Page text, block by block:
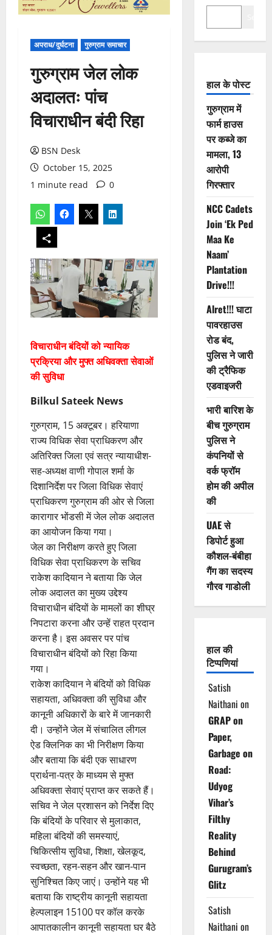
अपराध/दुर्घटना गुरुग्राम समाचार
गुरुग्राम जेल लोक
अदालतः पांच
विचाराधीन बंदी रिहा
BSN Desk
October 15, 2025
1 minute read
0
विचाराधीन बंदियों को न्यायिक
प्रक्रिया और मुफ्त अधिवक्ता सेवाओं
की सुविधा
Bilkul Sateek News
गुरुग्राम, 15 अक्टूबर। हरियाणा
राज्य विधिक सेवा प्राधिकरण और
अतिरिक्त जिला एवं सत्र न्यायाधीश-
सह-अध्यक्ष वाणी गोपाल शर्मा के
दिशानिर्देश पर जिला विधिक सेवाएं
प्राधिकरण गुरुग्राम की ओर से जिला
कारागार भोंडसी में जेल लोक अदालत
का आयोजन किया गया।
जेल का निरीक्षण करते हुए जिला
विधिक सेवा प्राधिकरण के सचिव
राकेश कादियान ने बताया कि जेल
लोक अदालत का मुख्य उद्देश्य
विचाराधीन बंदियों के मामलों का शीघ्र
निपटारा करना और उन्हें राहत प्रदान
करना है। इस अवसर पर पांच
विचाराधीन बंदियों को रिहा किया
गया।
राकेश कादियान ने बंदियों को विधिक
सहायता, अधिवक्ता की सुविधा और
कानूनी अधिकारों के बारे में जानकारी
दी। उन्होंने जेल में संचालित लीगल
ऐड क्लिनिक का भी निरीक्षण किया
और बताया कि बंदी एक साधारण
प्रार्थना-पत्र के माध्यम से मुफ्त
अधिवक्ता सेवाएं प्राप्त कर सकते हैं।
सचिव ने जेल प्रशासन को निर्देश दिए
कि बंदियों के परिवार से मुलाकात,
महिला बंदियों की समस्याएं,
चिकित्सीय सुविधा, शिक्षा, खेलकूद,
स्वच्छता, रहन-सहन और खान-पान
सुनिश्चित किए जाएं। उन्होंने यह भी
बताया कि राष्ट्रीय कानूनी सहायता
हेल्पलाइन 15100 पर कॉल करके
आपातकालीन कानूनी सहायता घर बैठे
हाल के पोस्ट
गुरुग्राम में
फार्म हाउस
पर कब्जे का
मामला, 13
आरोपी
गिरफ्तार
NCC Cadets
Join ‘Ek Ped
Maa Ke
Naam’
Plantation
Drive!!!
Alret!!! घाटा
पावरहाउस
रोड बंद,
पुलिस ने जारी
की ट्रैफिक
एडवाइजरी
भारी बारिश के
बीच गुरुग्राम
पुलिस ने
कंपनियों से
वर्क फ्रॉम
होम की अपील
की
UAE से
डिपोर्ट हुआ
कौशल-बंबीहा
गैंग का सदस्य
गौरव गाडोली
हाल की
टिप्पणियां
Satish
Naithani on
GRAP on
Paper,
Garbage on
Road:
Udyog
Vihar’s
Filthy
Reality
Behind
Gurugram’s
Glitz
Satish
Naithani on